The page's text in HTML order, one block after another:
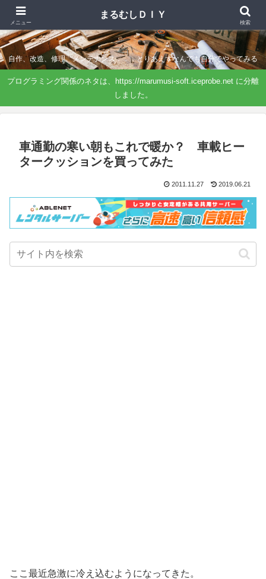
まるむしＤＩＹ
自作、改造、修理、メンテナンス．．．とりあえずなんでも自分でやってみる
プログラミング関係のネタは、https://marumusi-soft.iceprobe.net に分離
しました。
車通勤の寒い朝もこれで暖か？ 車載ヒー
タークッションを買ってみた
2011.11.27 2019.06.21
ここ最近急激に冷え込むようになってきた。
メニュー
まるむしＤＩＹ
検索